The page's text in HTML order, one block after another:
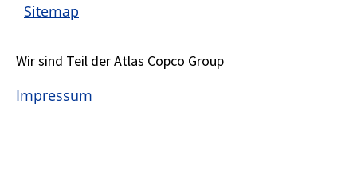
Sitemap
Wir sind Teil der Atlas Copco Group
Impressum